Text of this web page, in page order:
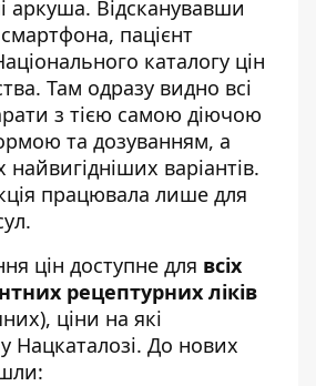
аркуша. Відсканувавши
пацієнт
каталогу цін
Там одразу видно всі
з тією самою діючою
та дозуванням, а
варіантів.
працювала лише для
цін доступне для всіх
рецептурних ліків
ціни на які
Нацкаталозі. До нових